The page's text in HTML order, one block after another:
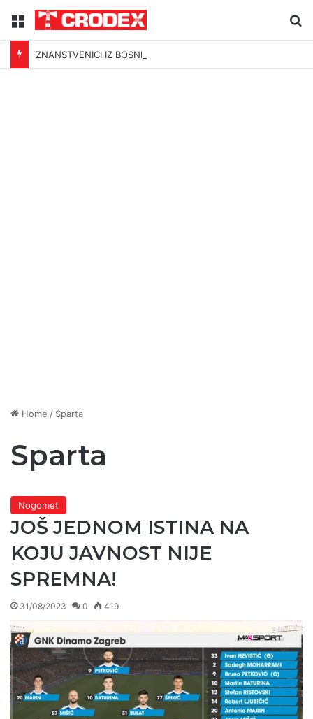
Menu
ZNANSTVENICI IZ BOSNE OTKRILI NACIZAM U – BOSNI!
Home / Sparta
Sparta
Nogomet
JOŠ JEDNOM ISTINA NA
KOJU JAVNOST NIJE
SPREMNA!
31/08/2023 0 419